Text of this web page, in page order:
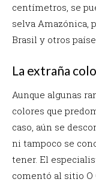
centímetros, se
selva Amazónica,
Brasil y otros
La extraña
Aunque algunas
colores que
caso, aún se
ni tampoco se
tener. El
comentó al sitio O